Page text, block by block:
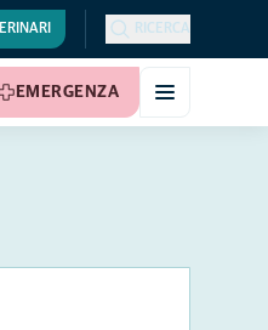
RICERCA
EMERGENZA